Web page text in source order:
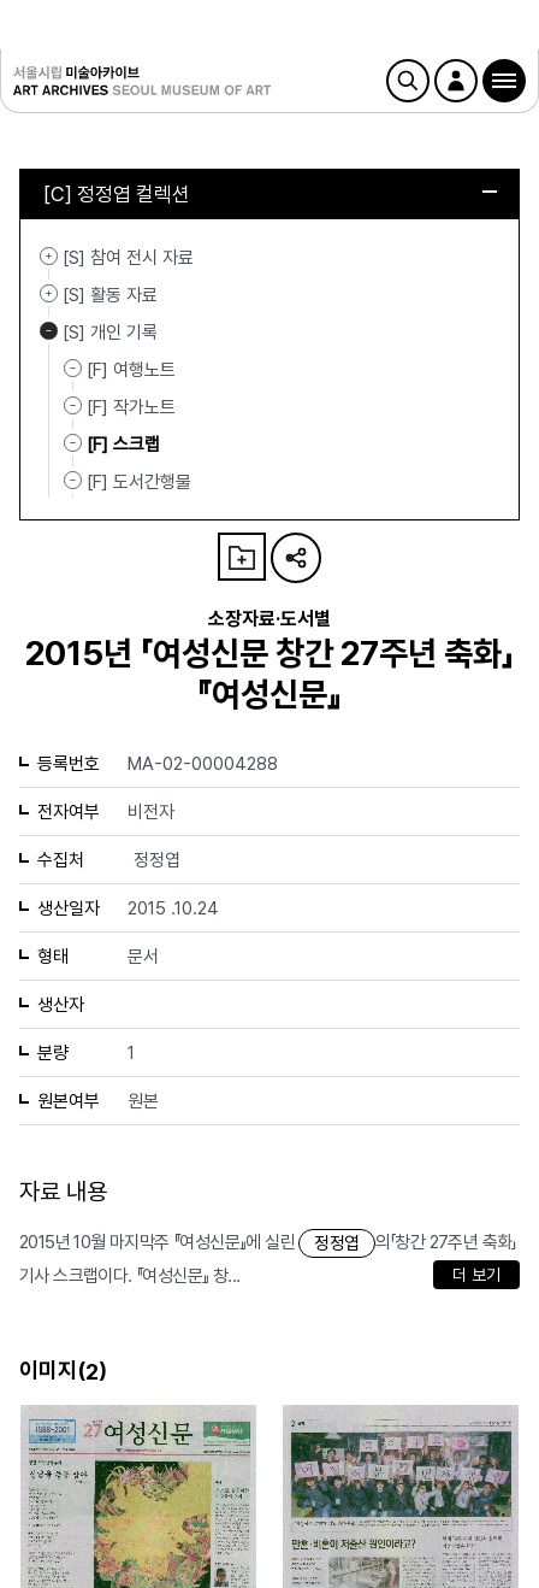
[C] 정정엽 컬렉션
[S] 참여 전시 자료
[S] 활동 자료
[S] 개인 기록
[F] 여행노트
[F] 작가노트
[F] 스크랩
[F] 도서간행물
소장자료·도서별
2015년 「여성신문 창간 27주년 축화」
『여성신문』
등록번호 MA-02-00004288
전자여부 비전자
수집처 정정엽
생산일자 2015 .10.24
형태 문서
생산자
분량 1
원본여부 원본
자료 내용
2015년 10월 마지막주 『여성신문』에 실린 정정엽
의「창간 27주년 축화」
기사 스크랩이다. 『여성신문』 창...
더 보기
이미지(2)